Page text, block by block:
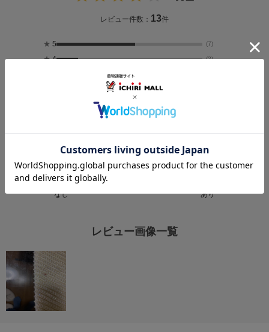
レビュー件数： 13件
★ 5 (7)
★ 4 (2)
厚さ
薄い
厚い
なし
あり
レビュー画像一覧